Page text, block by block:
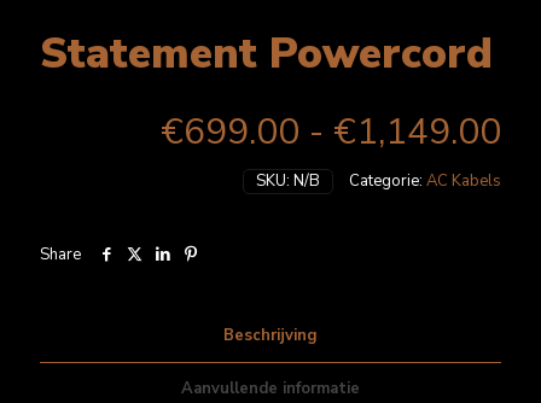
Statement Powercord
€699.00 - €1,149.00
SKU: N/B Categorie: AC Kabels
Share
Beschrijving
Aanvullende informatie